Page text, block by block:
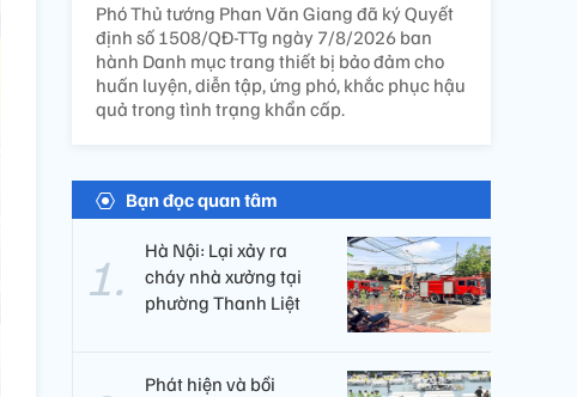
Phó Thủ tướng Phan Văn Giang đã ký Quyết
định số 1508/QĐ-TTg ngày 7/8/2026 ban
hành Danh mục trang thiết bị bảo đảm cho
huấn luyện, diễn tập, ứng phó, khắc phục hậu
quả trong tình trạng khẩn cấp.
Bạn đọc quan tâm
Hà Nội: Lại xảy ra
cháy nhà xưởng tại
phường Thanh Liệt
Phát hiện và bồi